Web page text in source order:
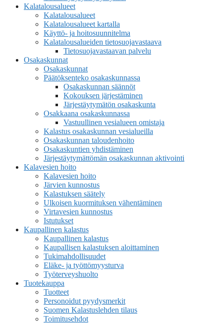
Kalatalousalueet
Kalatalousalueet
Kalatalousalueet kartalla
Käyttö- ja hoitosuunnitelma
Kalatalousalueiden tietosuojavastaava
Tietosuojavastaavan palvelu
Osakaskunnat
Osakaskunnat
Päätöksenteko osakaskunnassa
Osakaskunnan säännöt
Kokouksen järjestäminen
Järjestäytymätön osakaskunta
Osakkaana osakaskunnassa
Vastuullinen vesialueen omistaja
Kalastus osakaskunnan vesialueilla
Osakaskunnan taloudenhoito
Osakaskuntien yhdistäminen
Järjestäytymättömän osakaskunnan aktivointi
Kalavesien hoito
Kalavesien hoito
Järvien kunnostus
Kalastuksen säätely
Ulkoisen kuormituksen vähentäminen
Virtavesien kunnostus
Istutukset
Kaupallinen kalastus
Kaupallinen kalastus
Kaupallisen kalastuksen aloittaminen
Tukimahdollisuudet
Eläke- ja työttömyysturva
Työterveyshuolto
Tuotekauppa
Tuotteet
Personoidut pyydysmerkit
Suomen Kalastuslehden tilaus
Toimitusehdot